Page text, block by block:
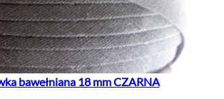
bawełniana 18 mm CZARNA